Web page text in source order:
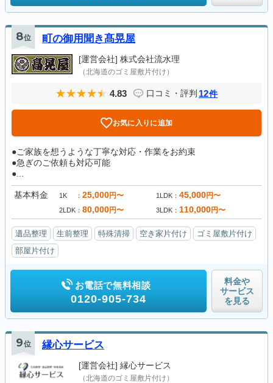
8位 町の御用聞き髙晃屋
[運営会社] 株式会社流水理
（北海道のゴミ屋敷片付け）
4.83 口コミ・評判 12件
お気に入りに追加
●ご家族を想うような丁寧な対応・作業をお約束
●急ぎのご依頼も対応可能
●...
基本料金 1K 25,000円〜 1LDK 45,000円〜
2LDK 80,000円〜 3LDK 110,000円〜
遺品整理 生前整理 特殊清掃 空き家片付け
ゴミ屋敷片付け
部屋片付け
お電話で無料相談
0120-905-734
料金や
サービス
を見る
9位 縁心サービス
[運営会社] 縁心サービス
（北海道のゴミ屋敷片付け）